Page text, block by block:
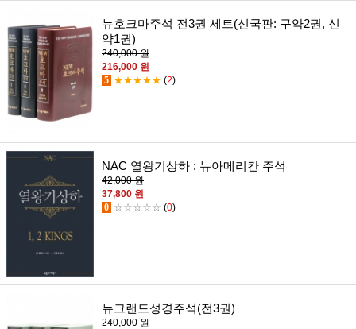
뉴호크마주석 전3권 세트(신국판: 구약2권, 신
약1권)
240,000 원
216,000 원
5 ★★★★★ (2)
NAC 열왕기상하 : 뉴아메리칸 주석
42,000 원
37,800 원
0 ☆☆☆☆☆ (0)
뉴그랜드성경주석(전3권)
240,000 원